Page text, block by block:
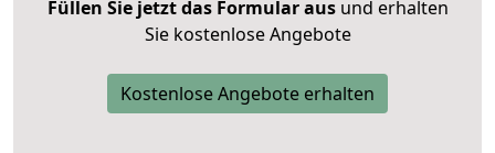
Füllen Sie jetzt das Formular ausund erhalten
Sie kostenlose Angebote
Kostenlose Angebote erhalten